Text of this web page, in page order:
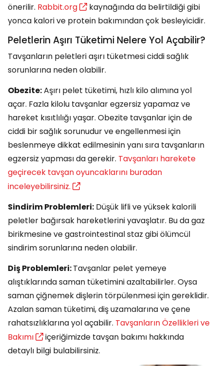
önerilir. Rabbit.org
kaynağında da belirtildiği gibi
yonca kalori ve protein bakımından çok besleyicidir.
Peletlerin Aşırı Tüketimi Nelere Yol Açabilir?
Tavşanların peletleri aşırı tüketmesi ciddi sağlık
sorunlarına neden olabilir.
Obezite:Aşırı pelet tüketimi, hızlı kilo alımına yol
açar. Fazla kilolu tavşanlar egzersiz yapamaz ve
hareket kısıtlılığı yaşar. Obezite tavşanlar için de
ciddi bir sağlık sorunudur ve engellenmesi için
beslenmeye dikkat edilmesinin yanı sıra tavşanların
egzersiz yapması da gerekir. Tavşanları harekete
geçirecek tavşan oyuncaklarını buradan
inceleyebilirsiniz.
Sindirim Problemleri: Düşük lifli ve yüksek kalorili
peletler bağırsak hareketlerini yavaşlatır. Bu da gaz
birikmesine ve gastrointestinal staz gibi ölümcül
sindirim sorunlarına neden olabilir.
Diş Problemleri:Tavşanlar pelet yemeye
alıştıklarında saman tüketimini azaltabilirler. Oysa
saman çiğnemek dişlerin törpülenmesi için gereklidir.
Azalan saman tüketimi, diş uzamalarına ve çene
rahatsızlıklarına yol açabilir. Tavşanların Özellikleri ve
Bakımı
içeriğimizde tavşan bakımı hakkında
detaylı bilgi bulabilirsiniz.